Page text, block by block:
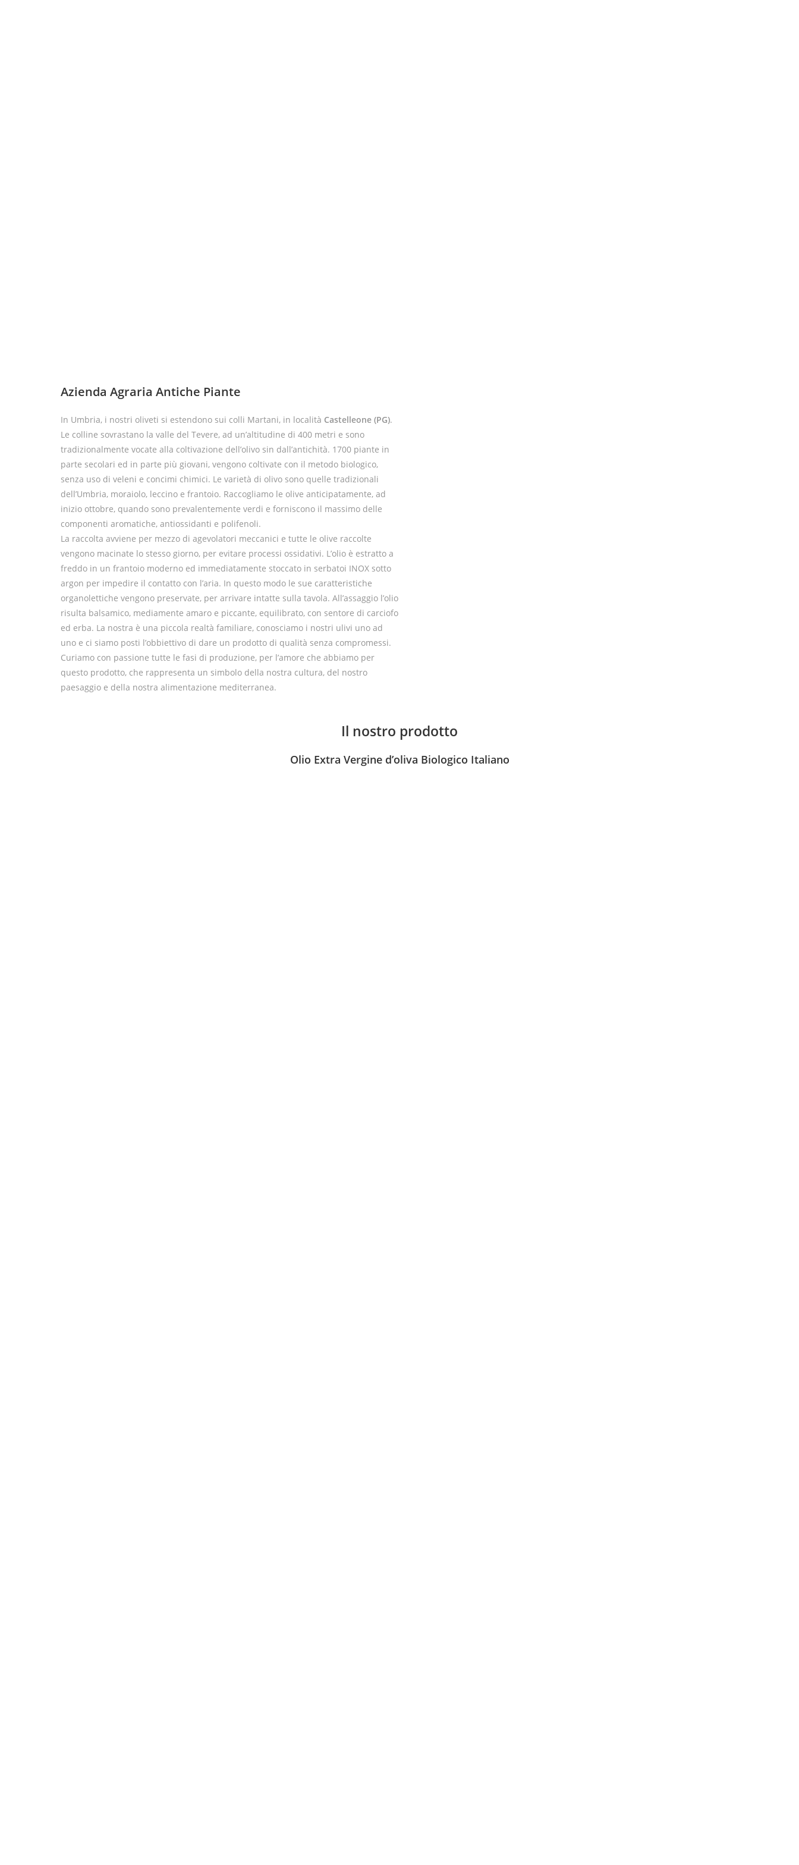
Azienda Agraria Antiche Piante
In Umbria, i nostri oliveti si estendono sui colli Martani, in località Castelleone (PG).
Le colline sovrastano la valle del Tevere, ad un’altitudine di 400 metri e sono
tradizionalmente vocate alla coltivazione dell’olivo sin dall’antichità. 1700 piante in
parte secolari ed in parte più giovani, vengono coltivate con il metodo biologico,
senza uso di veleni e concimi chimici. Le varietà di olivo sono quelle tradizionali
dell’Umbria, moraiolo, leccino e frantoio. Raccogliamo le olive anticipatamente, ad
inizio ottobre, quando sono prevalentemente verdi e forniscono il massimo delle
componenti aromatiche, antiossidanti e polifenoli.
La raccolta avviene per mezzo di agevolatori meccanici e tutte le olive raccolte
vengono macinate lo stesso giorno, per evitare processi ossidativi. L’olio è estratto a
freddo in un frantoio moderno ed immediatamente stoccato in serbatoi INOX sotto
argon per impedire il contatto con l’aria. In questo modo le sue caratteristiche
organolettiche vengono preservate, per arrivare intatte sulla tavola. All’assaggio l’olio
risulta balsamico, mediamente amaro e piccante, equilibrato, con sentore di carciofo
ed erba. La nostra è una piccola realtà familiare, conosciamo i nostri ulivi uno ad
uno e ci siamo posti l’obbiettivo di dare un prodotto di qualità senza compromessi.
Curiamo con passione tutte le fasi di produzione, per l’amore che abbiamo per
questo prodotto, che rappresenta un simbolo della nostra cultura, del nostro
paesaggio e della nostra alimentazione mediterranea.
Il nostro prodotto
Olio Extra Vergine d’oliva Biologico Italiano